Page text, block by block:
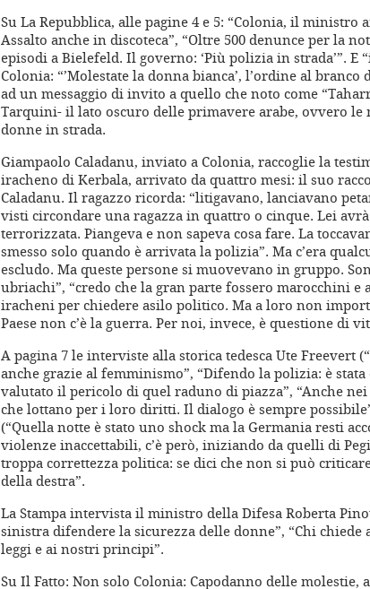
Su La Repubblica, alle pagine 4 e 5: “Colonia, il ministro
Assalto anche in discoteca”, “Oltre 500 denunce per la
episodi a Bielefeld. Il governo: ‘Più polizia in strada’”.
Colonia: “’Molestate la donna bianca’, l’ordine al
ad un messaggio di invito a quello che noto come
Tarquini- il lato oscuro delle primavere arabe, ovvero le
donne in strada.
Giampaolo Caladanu, inviato a Colonia, raccoglie la
iracheno di Kerbala, arrivato da quattro mesi: il suo
Caladanu. Il ragazzo ricorda: “litigavano, lanciavano
visti circondare una ragazza in quattro o cinque. Lei
terrorizzata. Piangeva e non sapeva cosa fare. La
smesso solo quando è arrivata la polizia”. Ma c’era
escludo. Ma queste persone si muovevano in gruppo.
ubriachi”, “credo che la gran parte fossero marocchini
iracheni per chiedere asilo politico. Ma a loro non
Paese non c’è la guerra. Per noi, invece, è questione di
A pagina 7 le interviste alla storica tedesca Ute Freevert
anche grazie al femminismo”, “Difendo la polizia: è
valutato il pericolo di quel raduno di piazza”, “Anche
che lottano per i loro diritti. Il dialogo è sempre
(“Quella notte è stato uno shock ma la Germania resti
violenze inaccettabili, c’è però, iniziando da quelli di
troppa correttezza politica: se dici che non si può
della destra”.
La Stampa intervista il ministro della Difesa Roberta
sinistra difendere la sicurezza delle donne”, “Chi chiede
leggi e ai nostri principi”.
Su Il Fatto: Non solo Colonia: Capodanno delle